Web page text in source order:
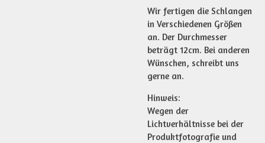
Wir fertigen die Schlangen
in Verschiedenen Größen
an. Der Durchmesser
beträgt 12cm. Bei anderen
Wünschen, schreibt uns
gerne an.
Hinweis:
Wegen der
Lichtverhältnisse bei der
Produktfotografie und